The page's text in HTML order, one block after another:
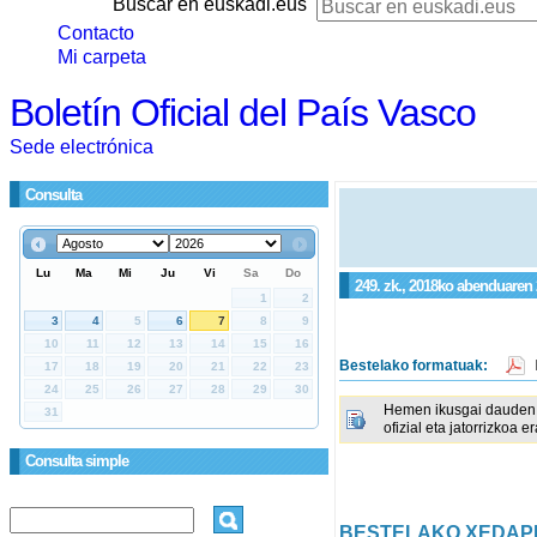
Buscar en euskadi.eus
Contacto
Mi carpeta
Boletín Oficial del País Vasco
Sede electrónica
Consulta
Consulta simple
249. zk., 2018ko abenduaren
Bestelako formatuak:
Hemen ikusgai
ofizial eta jatorrizkoa
BESTELAKO